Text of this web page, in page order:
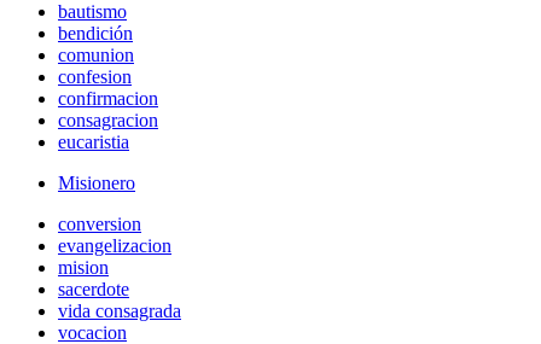
bautismo
bendición
comunion
confesion
confirmacion
consagracion
eucaristia
Misionero
conversion
evangelizacion
mision
sacerdote
vida consagrada
vocacion